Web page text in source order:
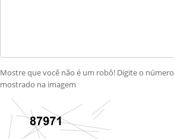
Mostre que você não é um robô! Digite o número
mostrado na imagem